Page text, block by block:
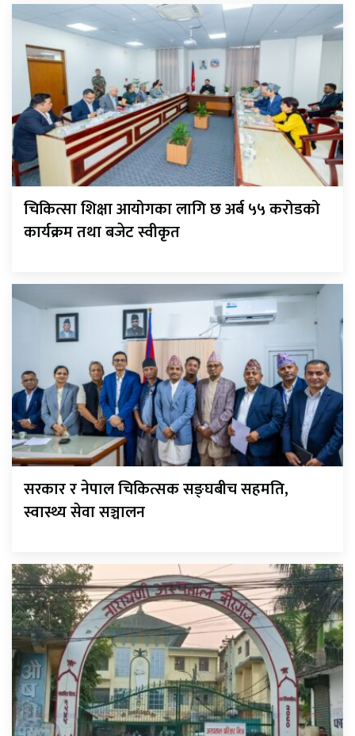
चिकित्सा शिक्षा आयोगका लागि छ अर्ब ५५ करोडको
कार्यक्रम तथा बजेट स्वीकृत
सरकार र नेपाल चिकित्सक सङ्घबीच सहमति,
स्वास्थ्य सेवा सञ्चालन